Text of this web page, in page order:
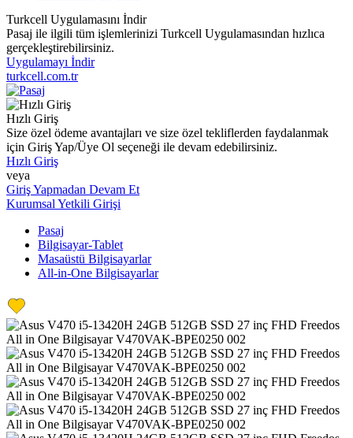
Turkcell Uygulamasını İndir
Pasaj ile ilgili tüm işlemlerinizi Turkcell Uygulamasından hızlıca
gerçekleştirebilirsiniz.
Uygulamayı İndir
turkcell.com.tr
Hızlı Giriş
Size özel ödeme avantajları ve size özel tekliflerden faydalanmak
için Giriş Yap/Üye Ol seçeneği ile devam edebilirsiniz.
Hızlı Giriş
veya
Giriş Yapmadan Devam Et
Kurumsal Yetkili Girişi
Pasaj
Bilgisayar-Tablet
Masaüstü Bilgisayarlar
All-in-One Bilgisayarlar